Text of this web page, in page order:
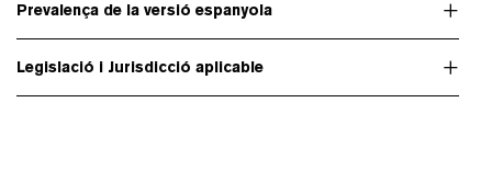
Prevalença de la versió espanyola
Legislació i Jurisdicció aplicable